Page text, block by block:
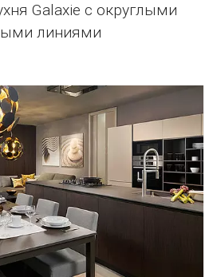
Galaxie с округлыми
линиями